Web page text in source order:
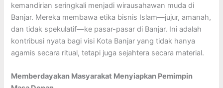
kemandirian seringkali menjadi wirausahawan muda di
Banjar. Mereka membawa etika bisnis Islam—jujur, amanah,
dan tidak spekulatif—ke pasar-pasar di Banjar. Ini adalah
kontribusi nyata bagi visi Kota Banjar yang tidak hanya
agamis secara ritual, tetapi juga sejahtera secara material.
Memberdayakan Masyarakat Menyiapkan Pemimpin